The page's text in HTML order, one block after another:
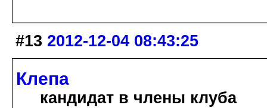
#13 2012-12-04 08:43:25
Клепа
кандидат в члены клуба